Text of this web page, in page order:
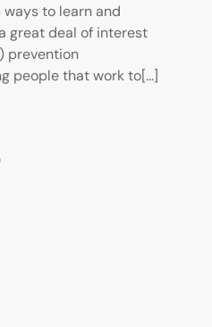
to learn and
great deal of interest
prevention
people that work to[...]